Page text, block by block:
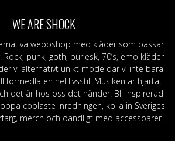
WE ARE SHOCK
webbshop med kläder som passar
punk, goth, burlesk, 70’s, emo kläder
vi alternativt unikt mode där vi inte bara
förmedla en hel livsstil. Musiken är hjärtat
det är hos oss det händer. Bli inspirerad
coolaste inredningen, kolla in Sveriges
merch och oändligt med accessoarer.